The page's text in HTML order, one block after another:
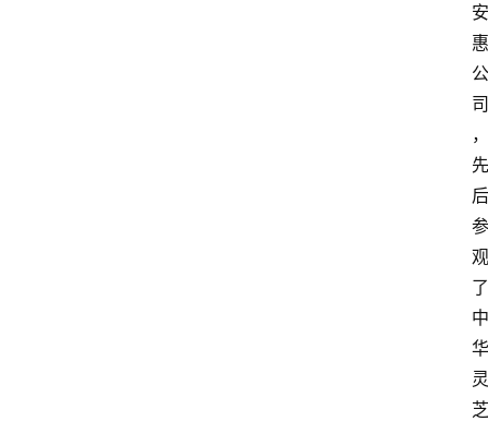
安
惠
公
司
，
先
后
参
观
了
中
华
灵
芝